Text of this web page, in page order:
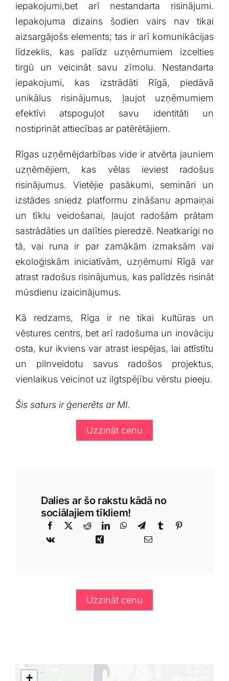
iepakojumi,bet arī nestandarta risinājumi.
Iepakojuma dizains​ šodien vairs ‌nav tikai
aizsargājošs elements; tas ir arī komunikācijas
līdzeklis, kas palīdz uzņēmumiem izcelties
tirgū un veicināt savu zīmolu. Nestandarta
iepakojumi, kas⁣ izstrādāti Rīgā, piedāvā
unikālus risinājumus, ļaujot uzņēmumiem
efektīvi atspoguļot savu identitāti un
nostiprināt attiecības ar patērētājiem.
Rīgas uzņēmējdarbības vide ir atvērta jauniem
uzņēmējiem, kas vēlas ⁣ieviest radošus​
risinājumus. Vietējie pasākumi, semināri un
izstādes sniedz platformu zināšanu apmaiņai
un tīklu veidošanai, ļaujot radošām prātam
⁤sastrādāties un dalīties pieredzē. Neatkarīgi no
tā, vai runa ir par zamākām izmaksām vai
ekoloģiskām iniciatīvām, uzņēmumi Rīgā var​
atrast radošus risinājumus, kas palīdzēs risināt
mūsdienu izaicinājumus.
Kā ⁤redzams, Rīga ir ne ⁣tikai‌ kultūras un
vēstures centrs, bet arī radošuma un inovāciju
osta, kur ikviens var ⁢atrast iespējas, lai attīstītu
un pilnveidotu savus radošos projektus,
vienlaikus veicinot uz ilgtspējību vērstu pieeju.⁤
Šis saturs ir ģenerēts ar MI.
Uzzināt cenu
Dalies ar šo rakstu kādā no
sociālajiem tīkliem!
Uzzināt cenu
+